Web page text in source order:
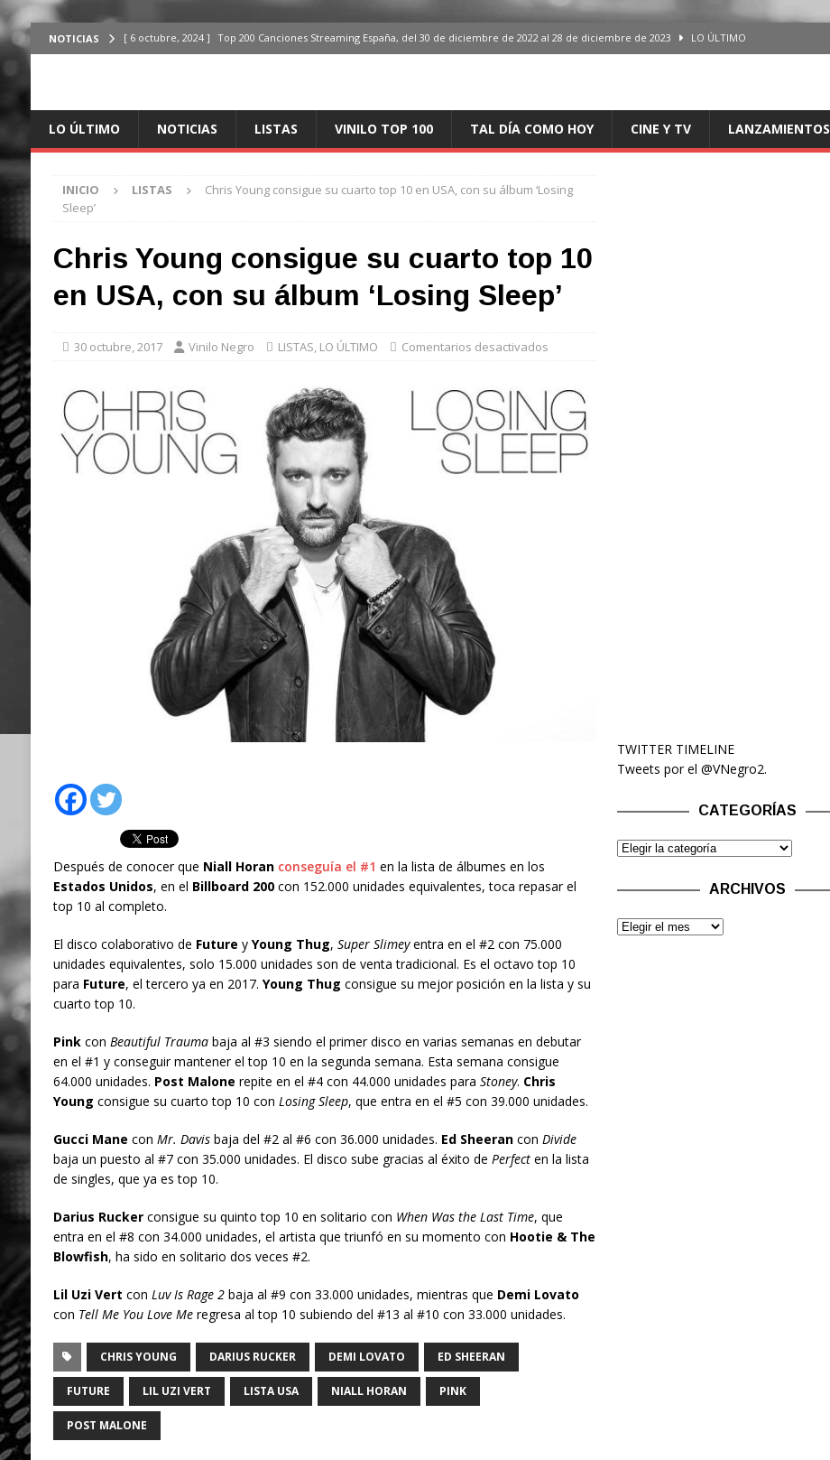
NOTICIAS [ 6 octubre, 2024 ] Top 200 Canciones Streaming España, del 30 de diciembre de 2022 al 28 de diciembre de 2023 LO ÚLTIMO
ÚLTIMO
ÚLTIMO
LO ÚLTIMO NOTICIAS LISTAS VINILO TOP 100 TAL DÍA COMO HOY CINE Y TV LANZAMIENTOS
INICIO LISTAS
Chris Young consigue su cuarto top 10 en USA, con su álbum ‘Losing
Sleep’
Chris Young consigue su cuarto top 10
en USA, con su álbum ‘Losing Sleep’
30 octubre, 2017 Vinilo Negro LISTAS, LO ÚLTIMO Comentarios desactivados
Después de conocer que Niall Horan conseguía el #1 en la lista de álbumes en los
Estados Unidos, en el Billboard 200con 152.000 unidades equivalentes, toca repasar el
top 10 al completo.
El disco colaborativo de Future y Young Thug, Super Slimeyentra en el #2 con 75.000
unidades equivalentes, solo 15.000 unidades son de venta tradicional. Es el octavo top 10
para Future, el tercero ya en 2017. Young Thug consigue su mejor posición en la lista y su
cuarto top 10.
Pinkcon Beautiful Traumabaja al #3 siendo el primer disco en varias semanas en debutar
en el #1 y conseguir mantener el top 10 en la segunda semana. Esta semana consigue
64.000 unidades. Post Malone repite en el #4 con 44.000 unidades para Stoney. Chris
Young consigue su cuarto top 10 con Losing Sleep, que entra en el #5 con 39.000 unidades.
Gucci Mane con Mr. Davisbaja del #2 al #6 con 36.000 unidades. Ed Sheerancon Divide
baja un puesto al #7 con 35.000 unidades. El disco sube gracias al éxito de Perfecten la lista
de singles, que ya es top 10.
Darius Ruckerconsigue su quinto top 10 en solitario con When Was the Last Time, que
entra en el #8 con 34.000 unidades, el artista que triunfó en su momento con Hootie & The
Blowfish, ha sido en solitario dos veces #2.
Lil Uzi Vert con Luv Is Rage 2baja al #9 con 33.000 unidades, mientras que Demi Lovato
con Tell Me You Love Meregresa al top 10 subiendo del #13 al #10 con 33.000 unidades.
CHRIS YOUNG DARIUS RUCKER DEMI LOVATO ED SHEERAN
FUTURE LIL UZI VERT LISTA USA NIALL HORAN PINK
POST MALONE
TWITTER TIMELINE
Tweets por el @VNegro2.
CATEGORÍAS
ARCHIVOS